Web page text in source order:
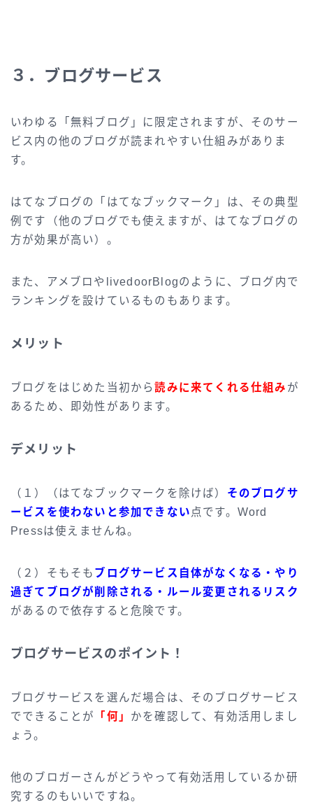
３．ブログサービス
いわゆる「無料ブログ」に限定されますが、そのサー
ビス内の他のブログが読まれやすい仕組みがありま
す。
はてなブログの「はてなブックマーク」は、その典型
例です（他のブログでも使えますが、はてなブログの
方が効果が高い）。
また、アメブロやlivedoorBlogのように、ブログ内で
ランキングを設けているものもあります。
メリット
ブログをはじめた当初から読みに来てくれる仕組み が
あるため、即効性があります。
デメリット
（１）（はてなブックマークを除けば） そのブログサ
ービスを使わないと参加できない 点です。Word
Pressは使えませんね。
（２）そもそも ブログサービス自体がなくなる・やり
過ぎてブログが削除される・ルール変更されるリスク
があるので依存すると危険です。
ブログサービスのポイント！
ブログサービスを選んだ場合は、そのブログサービス
でできることが
「何」 かを確認して、有効活用しまし
ょう。
他のブロガーさんがどうやって有効活用しているか研
究するのもいいですね。